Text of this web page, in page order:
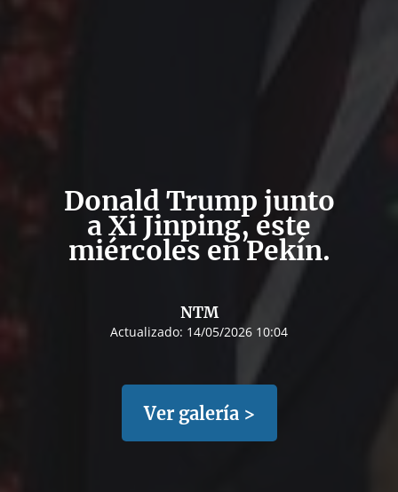
Donald Trump junto
a Xi Jinping, este
miércoles en Pekín.
NTM
Actualizado: 14/05/2026 10:04
Ver galería >